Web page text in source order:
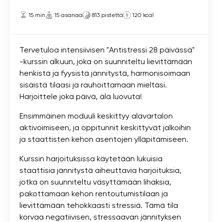
15 min 15 asanaa 813 pistettä 120 kcal
Tervetuloa intensiivisen "Antistressi 28 päivässä"
-kurssin alkuun, joka on suunniteltu lievittämään
henkistä ja fyysistä jännitystä, harmonisoimaan
sisäistä tilaasi ja rauhoittamaan mieltäsi.
Harjoittele joka päivä, älä luovuta!
Ensimmäinen moduuli keskittyy alavartalon
aktivoimiseen, ja oppitunnit keskittyvät jalkoihin
ja staattisten kehon asentojen ylläpitämiseen.
Kurssin harjoituksissa käytetään lukuisia
staattisia jännitystä aiheuttavia harjoituksia,
jotka on suunniteltu väsyttämään lihaksia,
pakottamaan kehon rentoutumistilaan ja
lievittämään tehokkaasti stressiä. Tämä tila
korvaa negatiivisen, stressaavan jännityksen